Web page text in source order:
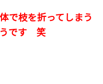
で枝を折ってしまう
うです 笑